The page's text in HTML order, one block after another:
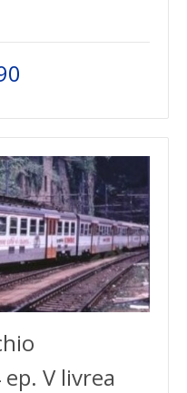
V livrea